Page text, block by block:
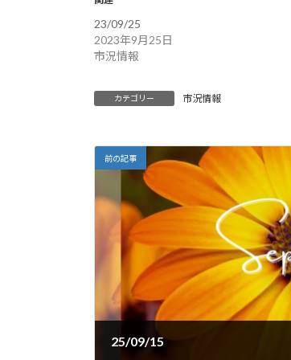
23/09/25
2023年9月25日
市況情報
カテゴリー 市況情報
前の記事
25/09/15